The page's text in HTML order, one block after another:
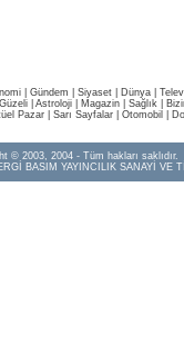
Gündem Siyaset Dünya |
Astroloji Magazin Sağlık
Pazar| Sarı Sayfalar| Otomobil
© 2003, 2004 - Tüm hakları saklıdır.
BASIM YAYINCILIK SANAYİ VE